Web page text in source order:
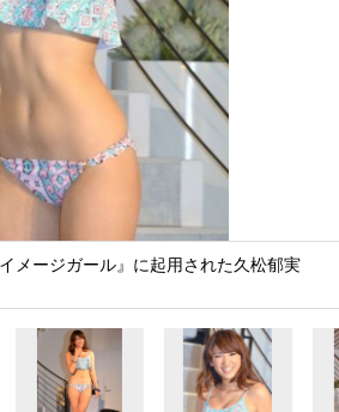
メージガール』に起用された久松郁実